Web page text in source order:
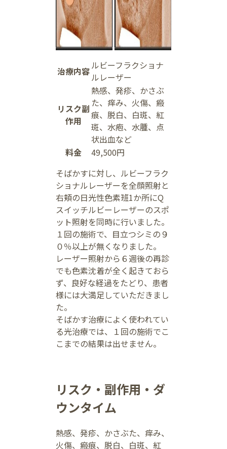
治療内容 ルビーフラクショナ
ルレーザー
リスク副
作用
熱感、発疹、かさぶ
た、痒み、火傷、瘢
痕、脱白、白斑、紅
斑、水疱、水腫、点
状出血など
料金
49,500円
そばかすに対し、ルビーフラク
ショナルレーザーを全顔照射と
右頬の日光性色素班1か所にQ
スイッチルビーレーザーのスポ
ット照射を同時に行いました。
１回の施術で、目立つシミの９
０％以上が無くなりました。
レーザー照射から６週後の再診
でも色素沈着が全く起きておら
ず、良好な経過をたどり、患者
様には大満足していただきまし
た。
そばかす治療によく使われてい
る光治療では、１回の施術でこ
こまでの結果は出せません。
リスク・副作用・ダ
ウンタイム
熱感、発疹、かさぶた、痒み、
火傷、瘢痕、脱白、白斑、紅